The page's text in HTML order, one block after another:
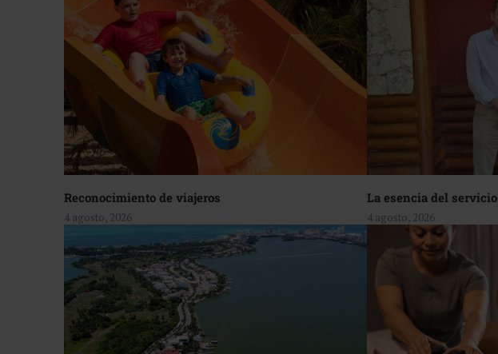
Reconocimiento de viajeros
4 agosto, 2026
La esencia del servicio
4 agosto, 2026